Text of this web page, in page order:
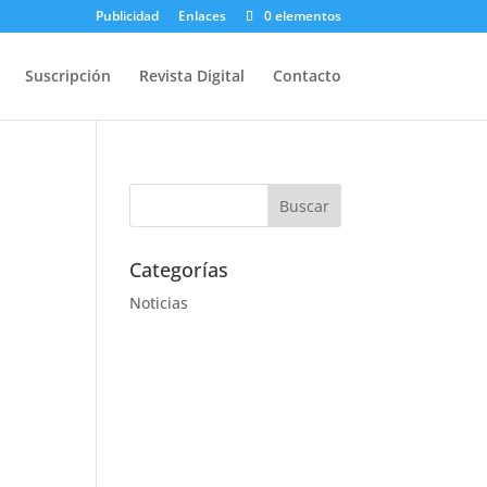
Publicidad Enlaces 0 elementos
Suscripción Revista Digital Contacto
Categorías
Noticias